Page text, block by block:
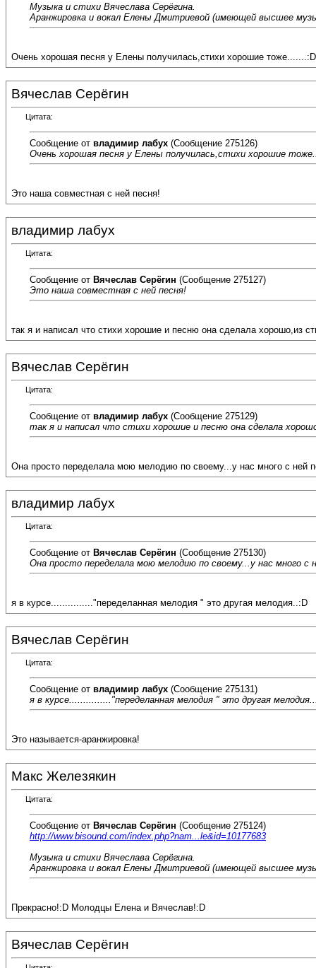
Музыка и стихи Вячеслава Серёгина.
Аранжировка и вокал Елены Дмитриевой (имеющей высшее
Очень хорошая песня у Елены получилась,стихи хорошие тоже.......:D
Вячеслав Серёгин
Цитата:
Сообщение от владимир лабух (Сообщение 275126)
Очень хорошая песня у Елены получилась,стихи хорошие
Это наша совместная с ней песня!
владимир лабух
Цитата:
Сообщение от Вячеслав Серёгин (Сообщение 275127)
Это наша совместная с ней песня!
так я и написал что стихи хорошие и песню она сделала хорошо,из
Вячеслав Серёгин
Цитата:
Сообщение от владимир лабух (Сообщение 275129)
так я и написал что стихи хорошие и песню она сделала
Она просто переделала мою мелодию по своему...у нас много с ней
владимир лабух
Цитата:
Сообщение от Вячеслав Серёгин (Сообщение 275130)
Она просто переделала мою мелодию по своему...у нас много с
я в курсе..............."переделанная мелодия " это другая мелодия..:D
Вячеслав Серёгин
Цитата:
Сообщение от владимир лабух (Сообщение 275131)
я в курсе..............."переделанная мелодия " это другая
Это называется-аранжировка!
Макс Железякин
Цитата:
Сообщение от Вячеслав Серёгин (Сообщение 275124)
http://www.bisound.com/index.php?nam...le&id=10177683
Музыка и стихи Вячеслава Серёгина.
Аранжировка и вокал Елены Дмитриевой (имеющей высшее
Прекрасно!:D Молодцы Елена и Вячеслав!:D
Вячеслав Серёгин